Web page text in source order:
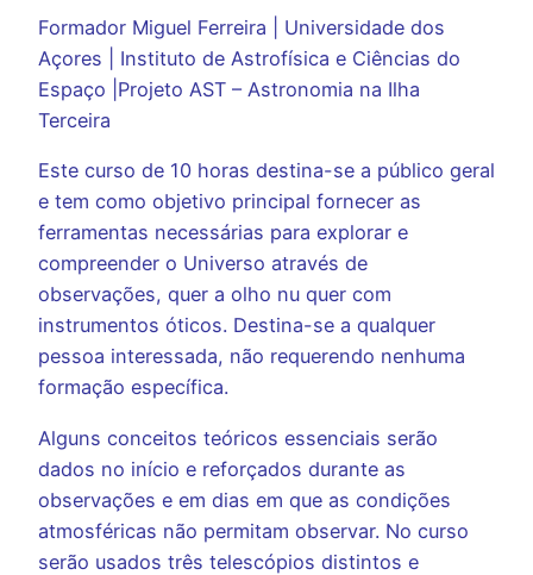
Formador Miguel Ferreira | Universidade dos
Açores | Instituto de Astrofísica e Ciências do
Espaço |Projeto AST – Astronomia na Ilha
Terceira
Este curso de 10 horas destina-se a público geral
e tem como objetivo principal fornecer as
ferramentas necessárias para explorar e
compreender o Universo através de
observações, quer a olho nu quer com
instrumentos óticos. Destina-se a qualquer
pessoa interessada, não requerendo nenhuma
formação específica.
Alguns conceitos teóricos essenciais serão
dados no início e reforçados durante as
observações e em dias em que as condições
atmosféricas não permitam observar. No curso
serão usados três telescópios distintos e